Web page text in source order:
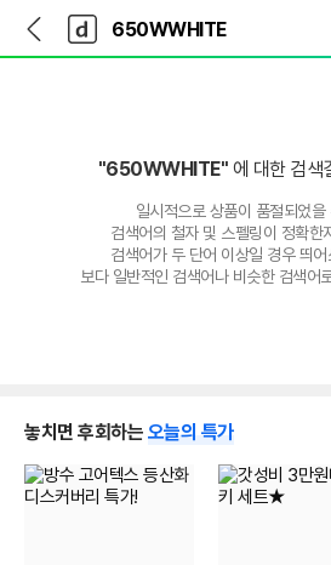
다
나
와
가
다
와
"650WWHITE" 에 대한 검색
일시적으로 상품이 품절되었을
검색어의 철자 및 스펠링이 정확한
검색어가 두 단어 이상일 경우 띄
보다 일반적인 검색어나 비슷한 검색어
놓치면 후회하는 오늘의 특가